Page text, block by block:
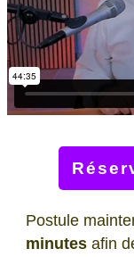
Postule
minutesafin